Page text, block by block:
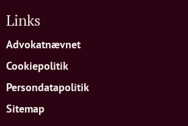
Links
Advokatnævnet
Cookiepolitik
Persondatapolitik
Sitemap